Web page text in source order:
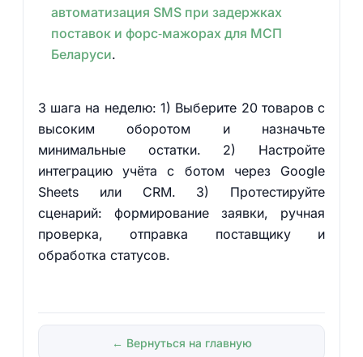
автоматизация SMS при задержках
поставок и форс‑мажорах для МСП
Беларуси.
3 шага на неделю: 1) Выберите 20 товаров с
высоким оборотом и назначьте
минимальные остатки. 2) Настройте
интеграцию учёта с ботом через Google
Sheets или CRM. 3) Протестируйте
сценарий: формирование заявки, ручная
проверка, отправка поставщику и
обработка статусов.
← Вернуться на главную